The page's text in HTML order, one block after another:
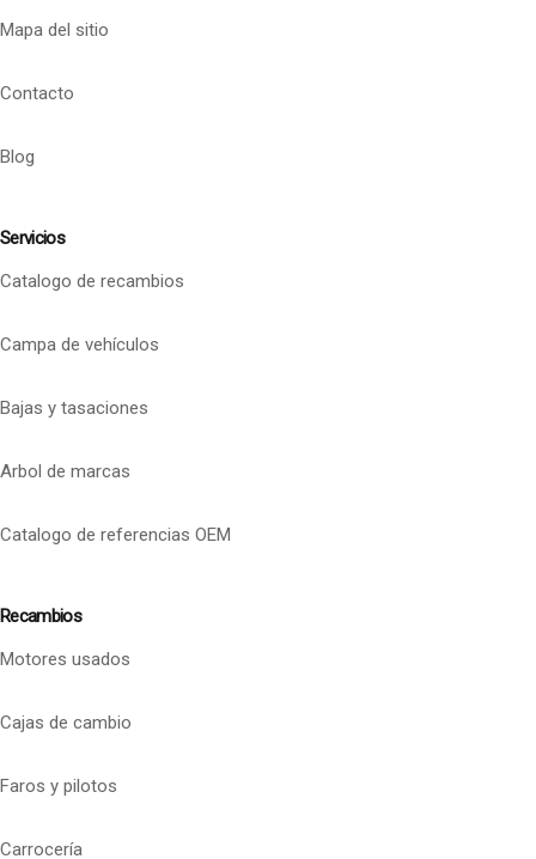
Mapa del sitio
Contacto
Blog
Servicios
Catalogo de recambios
Campa de vehículos
Bajas y tasaciones
Arbol de marcas
Catalogo de referencias OEM
Recambios
Motores usados
Cajas de cambio
Faros y pilotos
Carrocería